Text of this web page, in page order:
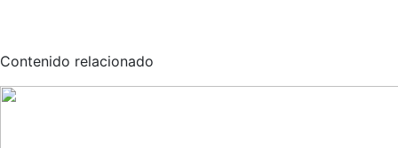
Contenido relacionado